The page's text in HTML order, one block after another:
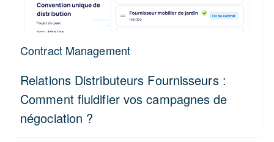
Contract Management
Relations Distributeurs Fournisseurs :
Comment fluidifier vos campagnes de
négociation ?